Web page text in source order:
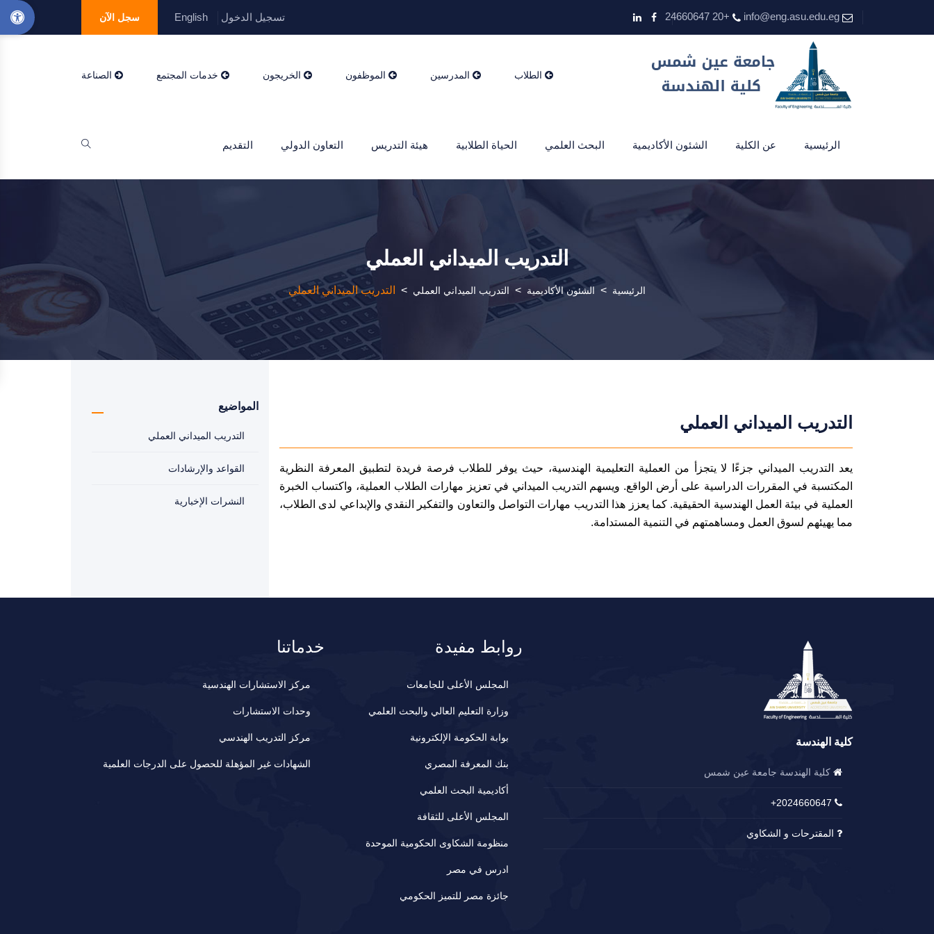
info@eng.asu.edu.eg
+20 24660647 تسجيل الدخول English سجل الآن
الطلاب المدرسين الموظفون الخريجون خدمات المجتمع الصناعة
الرئيسية عن الكلية الشئون الأكاديمية البحث العلمي الحياة الطلابية هيئة التدريس التعاون الدولي التقديم
التدريب الميداني العملي
الرئيسية > الشئون الأكاديمية > التدريب الميداني العملي > التدريب الميداني العملي
التدريب الميداني العملي
يعد التدريب الميداني جزءًا لا يتجزأ من العملية التعليمية الهندسية، حيث يوفر للطلاب فرصة فريدة لتطبيق المعرفة النظرية
المكتسبة في المقررات الدراسية على أرض الواقع. ويسهم التدريب الميداني في تعزيز مهارات الطلاب العملية، واكتساب الخبرة
العملية في بيئة العمل الهندسية الحقيقية. كما يعزز هذا التدريب مهارات التواصل والتعاون والتفكير النقدي والإبداعي لدى الطلاب،
مما يهيئهم لسوق العمل ومساهمتهم في التنمية المستدامة.
المواضيع
التدريب الميداني العملي
القواعد والإرشادات
النشرات الإخبارية
كلية الهندسة
كلية الهندسة جامعة عين شمس
2024660647+
المقترحات و الشكاوي
روابط مفيدة
المجلس الأعلى للجامعات
وزارة التعليم العالي والبحث العلمي
بوابة الحكومة الإلكترونية
بنك المعرفة المصري
أكاديمية البحث العلمي
المجلس الأعلى للثقافة
منظومة الشكاوى الحكومية الموحدة
ادرس في مصر
جائزة مصر للتميز الحكومي
خدماتنا
مركز الاستشارات الهندسية
وحدات الاستشارات
مركز التدريب الهندسي
الشهادات غير المؤهلة للحصول على الدرجات العلمية